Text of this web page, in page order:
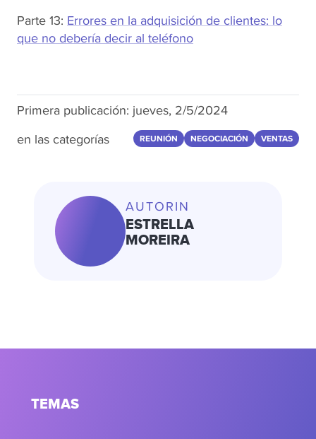
Parte 13: Errores en la adquisición de clientes: lo
que no debería decir al teléfono
Primera publicación: jueves, 2/5/2024
en las categorías
REUNIÓN NEGOCIACIÓN VENTAS
AUTORIN
ESTRELLA
MOREIRA
TEMAS